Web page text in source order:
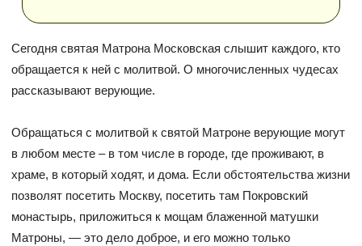
Сегодня святая Матрона Московская слышит каждого, кто
обращается к ней с молитвой. О многочисленных чудесах
рассказывают верующие.
Обращаться с молитвой к святой Матроне верующие могут
в любом месте – в том числе в городе, где проживают, в
храме, в который ходят, и дома. Если обстоятельства жизни
позволят посетить Москву, посетить там Покровский
монастырь, приложиться к мощам блаженной матушки
Матроны, — это дело доброе, и его можно только